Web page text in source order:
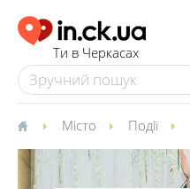
Ти в Черкасах
Місто Події